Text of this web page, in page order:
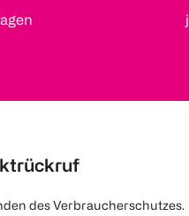
des Verbraucherschutzes.